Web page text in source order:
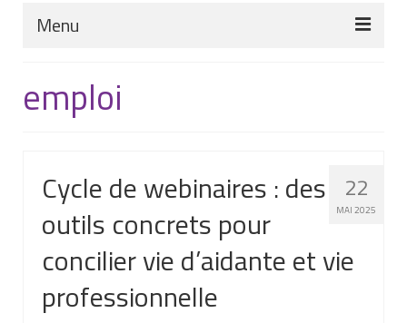
Menu
Nous connaître
Nos missions et nos valeurs
Notre équipe
Nous contacter
Nos partenaires
emploi
22
MAI 2025
Cycle de webinaires : des
outils concrets pour
concilier vie d’aidante et vie
professionnelle